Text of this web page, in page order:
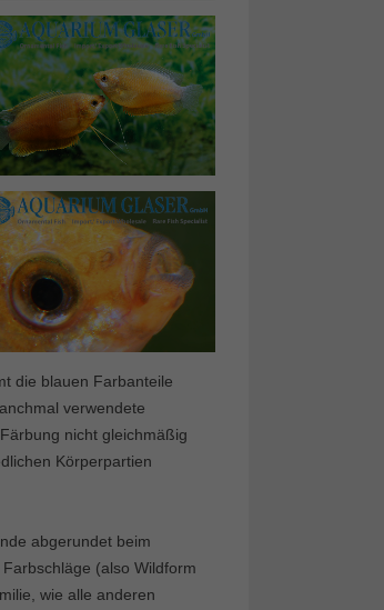
die blauen Farbanteile
verwendete
nicht gleichmäßig
Körperpartien
abgerundet beim
(also Wildform
wie alle anderen